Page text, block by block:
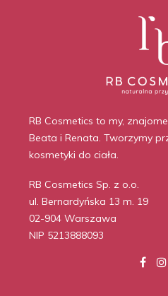
RB Cosmetics to my,
Beata i Renata. Tworzymy
kosmetyki do ciała.
RB Cosmetics Sp. z o.o.
ul. Bernardyńska 13 m. 19
02-904 Warszawa
NIP 5213888093